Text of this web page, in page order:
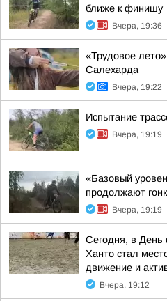
ближе к финишу
Вчера, 19:36
«Трудовое
Салехарда
Вчера, 19:22
Испытание
Вчера, 19:19
«Базовый
продолжают
Вчера, 19:19
Сегодня, в День
Ханто стал
движение и
Вчера, 19:12